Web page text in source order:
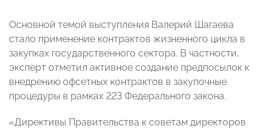
Основной темой выступления Валерий Шагаева
стало применение контрактов жизненного цикла в
закупках государственного сектора. В частности,
эксперт отметил активное создание предпосылок к
внедрению офсетных контрактов в закупочные
процедуры в рамках 223 Федерального закона.
«Директивы Правительства к советам директоров